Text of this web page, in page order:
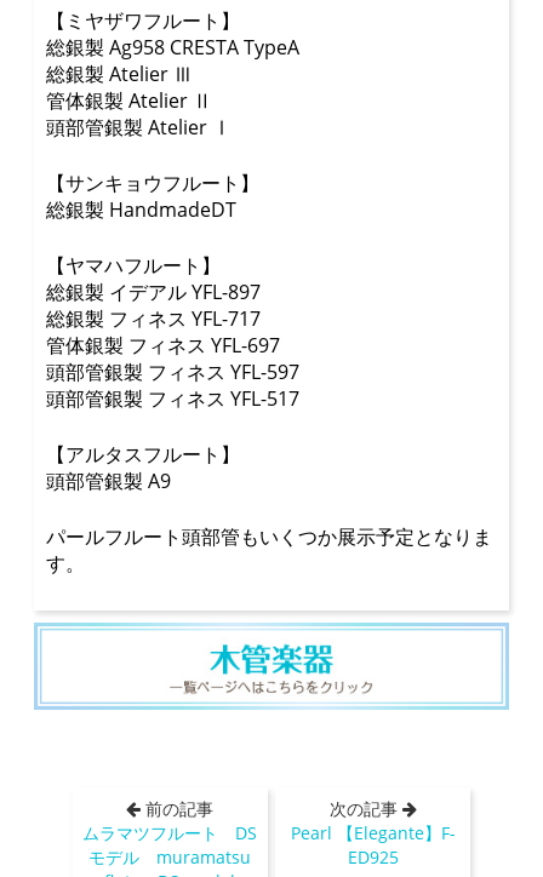
【ミヤザワフルート】
総銀製 Ag958 CRESTA TypeA
総銀製 Atelier Ⅲ
管体銀製 Atelier Ⅱ
頭部管銀製 Atelier Ⅰ
【サンキョウフルート】
総銀製 HandmadeDT
【ヤマハフルート】
総銀製 イデアル YFL-897
総銀製 フィネス YFL-717
管体銀製 フィネス YFL-697
頭部管銀製 フィネス YFL-597
頭部管銀製 フィネス YFL-517
【アルタスフルート】
頭部管銀製 A9
パールフルート頭部管もいくつか展示予定となりま
す。
前の記事
ムラマツフルート DS
モデル muramatsu
次の記事
Pearl 【Elegante】F-
ED925